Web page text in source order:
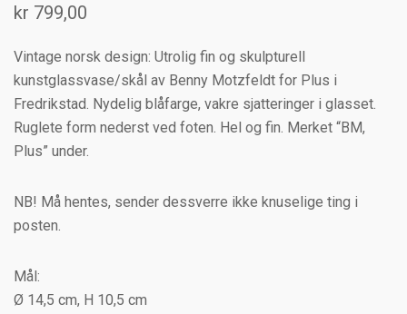
kr 799,00
Vintage norsk design: Utrolig fin og skulpturell
kunstglassvase/skål av Benny Motzfeldt for Plus i
Fredrikstad. Nydelig blåfarge, vakre sjatteringer i glasset.
Ruglete form nederst ved foten. Hel og fin. Merket “BM,
Plus” under.
NB! Må hentes, sender dessverre ikke knuselige ting i
posten.
Mål:
Ø 14,5 cm, H 10,5 cm